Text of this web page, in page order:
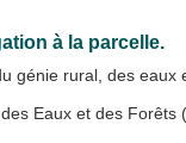
à la parcelle.
génie rural, des eaux
Eaux et des Forêts